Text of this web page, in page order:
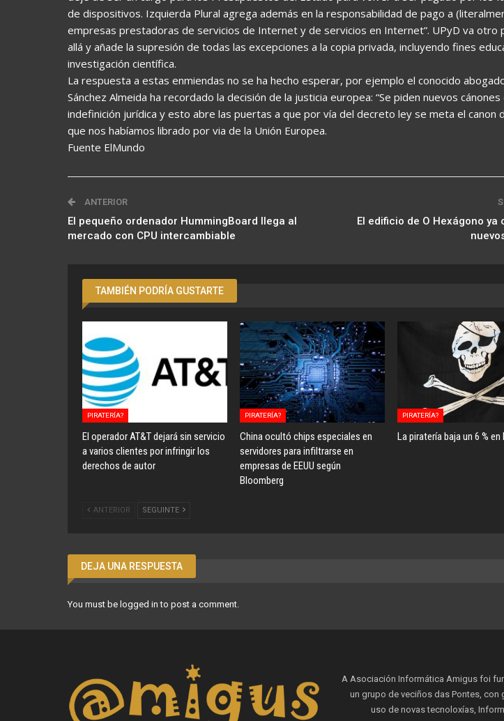
de dispositivos. Izquierda Plural agrega además en la responsabilidad de pago a
empresas prestadoras de servicios de Internet y de servicios en Internet”. UPyD va otro
allá y añade la supresión de todas las excepciones a la copia privada, incluyendo fines
investigación científica.
La respuesta a estas enmiendas no se ha hecho esperar, por ejemplo el conocido
Sánchez Almeida ha recordado la decisión de la justicia europea: “Se piden nuevos cánones
indefinición jurídica y esto abre las puertas a que por vía del decreto ley se meta el canon
que nos habíamos librado por via de la Unión Europea.
Fuente ElMundo
ANTERIOR
El pequeño ordenador HummingBoard llega al
mercado con CPU intercambiable
El edificio de O Hexágono ya
TAMBIÉN PODRÍA GUSTARTE
PIRATERÍA?
El operador AT&T dejará sin servicio
a varios clientes por infringir los
derechos de autor
PIRATERÍA?
China ocultó chips especiales en
servidores para infiltrarse en
empresas de EEUU según
Bloomberg
PIRATERÍA?
La piratería baja un 6 % en
ANTERIOR SEGUINTE
DEJA UNA RESPUESTA
You must be logged in to post a comment.
A Asociación Informática Amigus foi
un grupo de veciños das Pontes, con
uso de novas tecnoloxías,